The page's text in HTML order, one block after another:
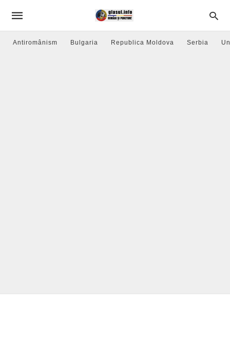
Antiromânism Bulgaria Republica Moldova Serbia